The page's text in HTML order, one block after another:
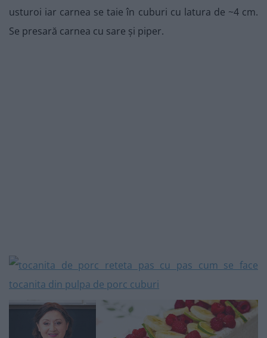
usturoi iar carnea se taie în cuburi cu latura de ~4 cm.
Se presară carnea cu sare și piper.